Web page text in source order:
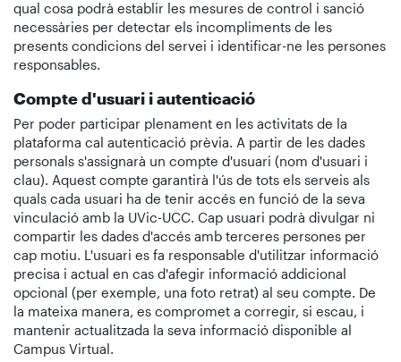
qual cosa podrà establir les mesures de control i sanció
necessàries per detectar els incompliments de les
presents condicions del servei i identificar-ne les persones
responsables.
Compte d'usuari i autenticació
Per poder participar plenament en les activitats de la
plataforma cal autenticació prèvia. A partir de les dades
personals s'assignarà un compte d'usuari (nom d'usuari i
clau). Aquest compte garantirà l'ús de tots els serveis als
quals cada usuari ha de tenir accés en funció de la seva
vinculació amb la UVic-UCC. Cap usuari podrà divulgar ni
compartir les dades d'accés amb terceres persones per
cap motiu. L'usuari es fa responsable d'utilitzar informació
precisa i actual en cas d'afegir informació addicional
opcional (per exemple, una foto retrat) al seu compte. De
la mateixa manera, es compromet a corregir, si escau, i
mantenir actualitzada la seva informació disponible al
Campus Virtual.